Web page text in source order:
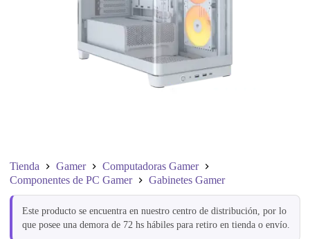
Tienda Gamer
Computadoras Gamer
Componentes de PC Gamer
Gabinetes Gamer
Este producto se encuentra en nuestro centro de distribución, por lo
que posee una demora de 72 hs hábiles para retiro en tienda o envío.